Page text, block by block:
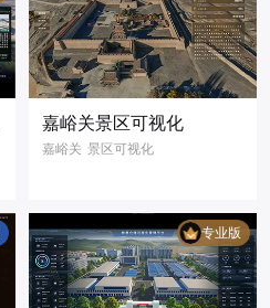
嘉峪关景区可视化
嘉峪关 景区可视化
数据可视化
专业版